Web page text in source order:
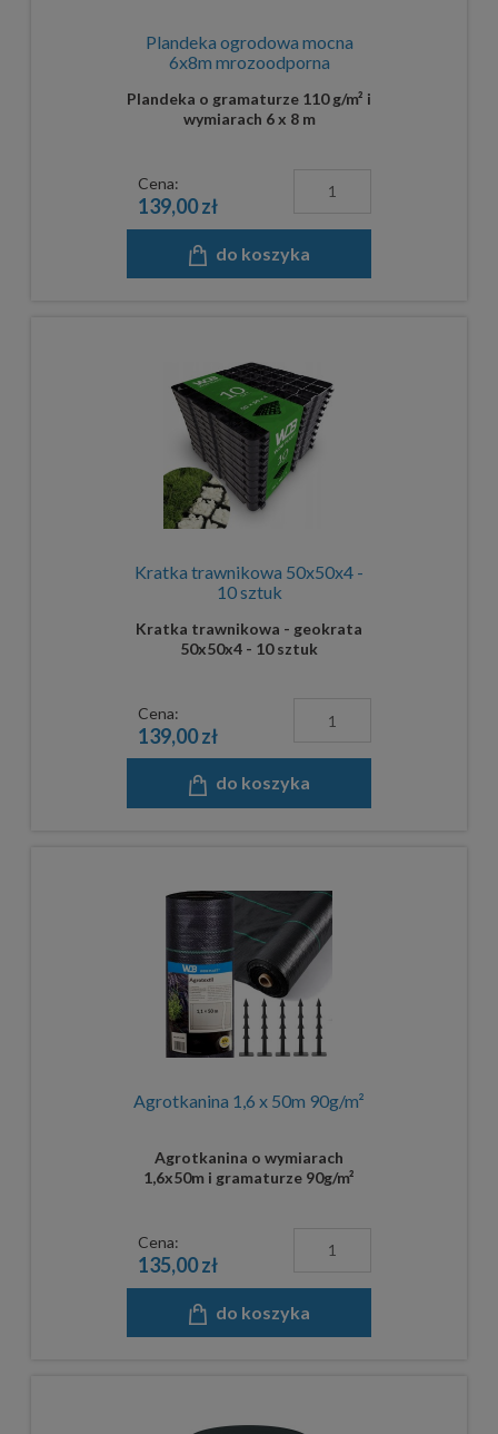
Plandeka ogrodowa mocna
6x8m mrozoodporna
Plandeka o gramaturze 110 g/m² i
wymiarach 6 x 8 m
Cena:
139,00 zł
do koszyka
Kratka trawnikowa 50x50x4 -
10 sztuk
Kratka trawnikowa - geokrata
50x50x4 - 10 sztuk
Cena:
139,00 zł
do koszyka
Agrotkanina 1,6 x 50m 90g/m²
Agrotkanina o wymiarach
1,6x50m i gramaturze 90g/m²
Cena:
135,00 zł
do koszyka